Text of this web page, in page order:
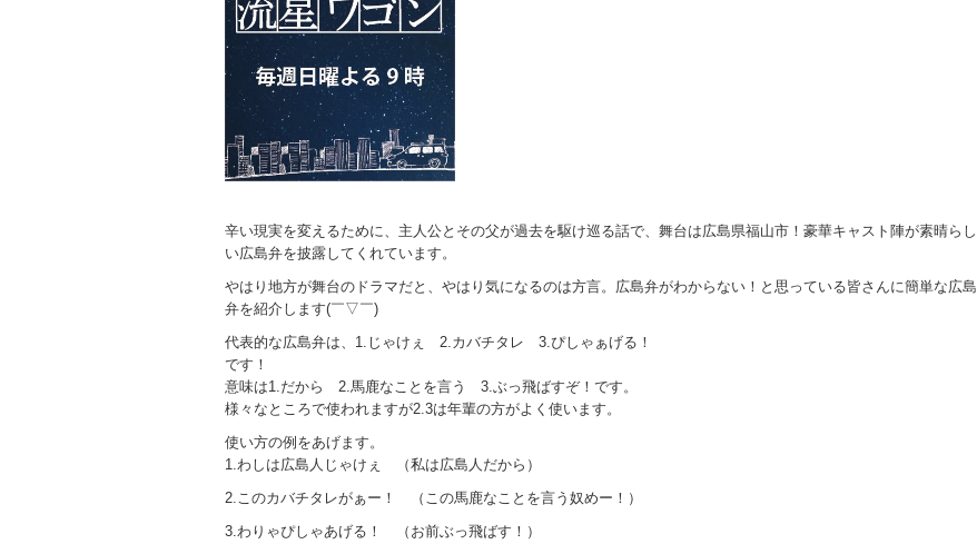
辛い現実を変えるために、主人公とその父が過去を駆け巡る話で、舞台は広島県福山市！豪華キャスト陣が素晴らし
い広島弁を披露してくれています。
やはり地方が舞台のドラマだと、やはり気になるのは方言。広島弁がわからない！と思っている皆さんに簡単な広島
弁を紹介します(￣▽￣)
代表的な広島弁は、1.じゃけぇ 2.カバチタレ 3.ぴしゃぁげる！
です！
意味は1.だから 2.馬鹿なことを言う 3.ぶっ飛ばすぞ！です。
様々なところで使われますが2.3は年輩の方がよく使います。
使い方の例をあげます。
1.わしは広島人じゃけぇ （私は広島人だから）
2.このカバチタレがぁー！ （この馬鹿なことを言う奴めー！）
3.わりゃぴしゃあげる！ （お前ぶっ飛ばす！）